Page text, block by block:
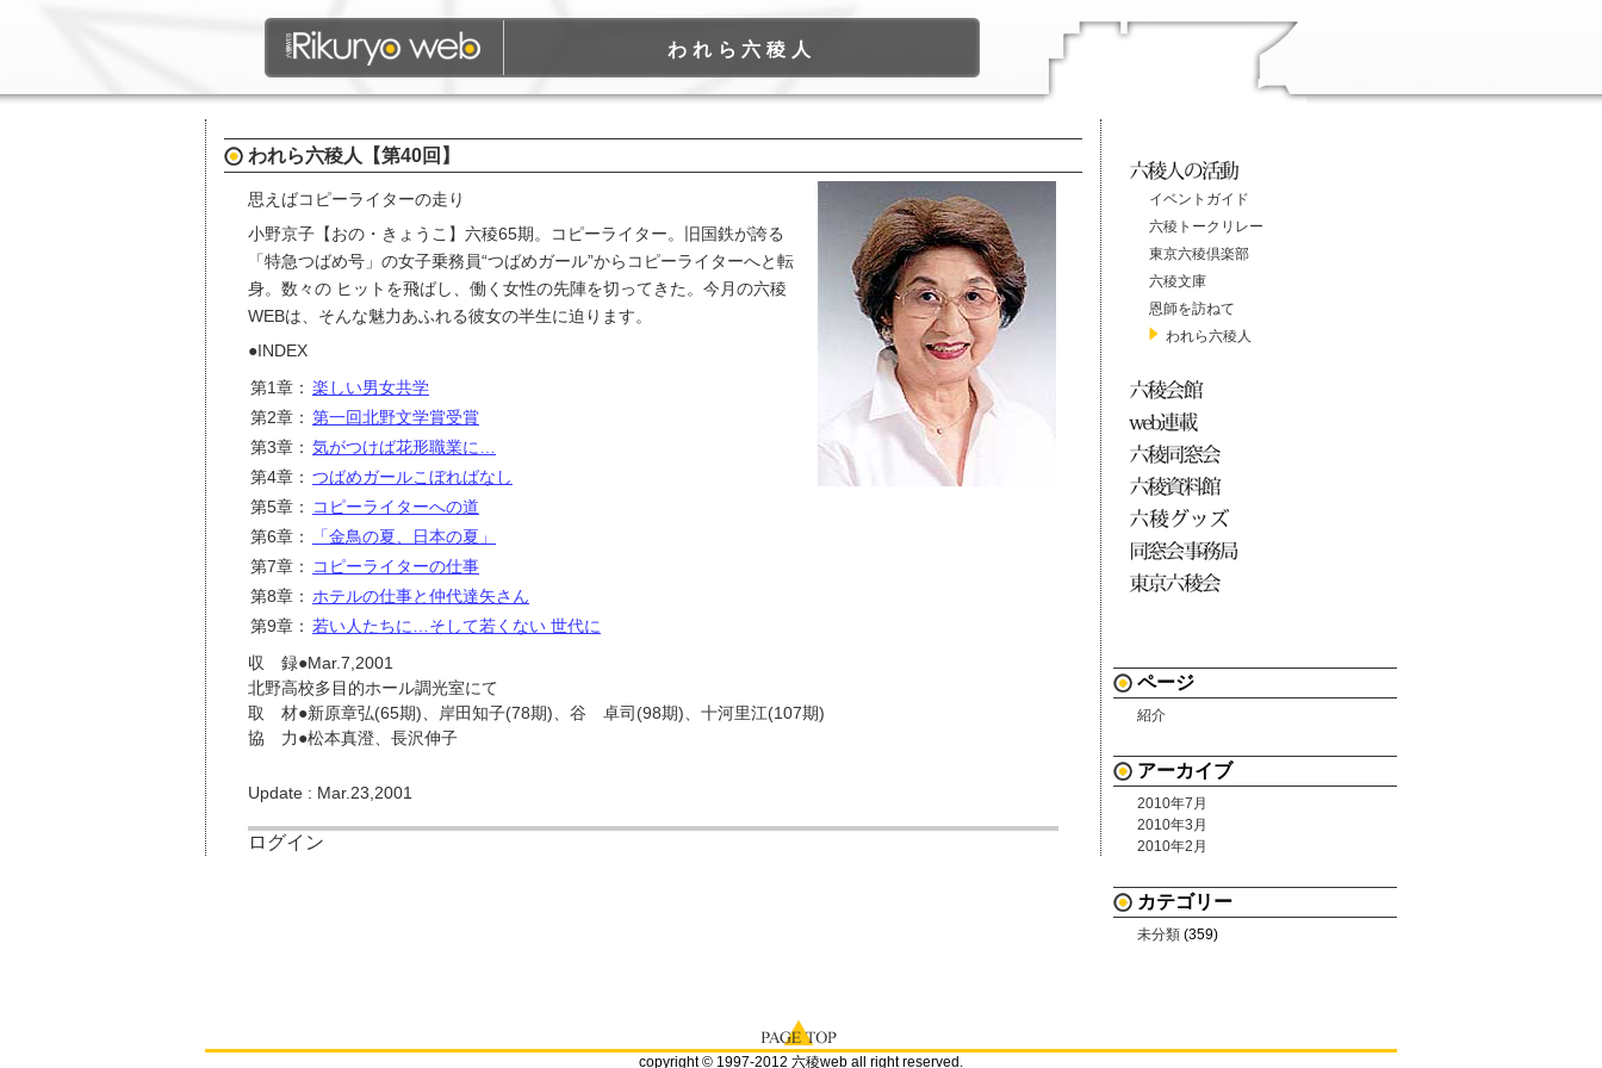
われら六稜人
われら六稜人【第40回】
思えばコピーライターの走り
小野京子【おの・きょうこ】六稜65期。コピーライター。旧国鉄が誇る
「特急つばめ号」の女子乗務員“つばめガール”からコピーライターへと転
身。数々の ヒットを飛ばし、働く女性の先陣を切ってきた。今月の六稜
WEBは、そんな魅力あふれる彼女の半生に迫ります。
●INDEX
第1章： 楽しい男女共学
第2章： 第一回北野文学賞受賞
第3章： 気がつけば花形職業に…
第4章： つばめガールこぼればなし
第5章：
コピーライターへの道
第6章：
「金鳥の夏、日本の夏」
第7章：
コピーライターの仕事
第8章： ホテルの仕事と仲代達矢さん
第9章： 若い人たちに…そして若くない 世代に
収 録●Mar.7,2001
北野高校多目的ホール調光室にて
取 材●新原章弘(65期)、岸田知子(78期)、谷 卓司(98期)、十河里江(107期)
協 力●松本真澄、長沢伸子
Update : Mar.23,2001
ログイン
イベントガイド
六稜トークリレー
東京六稜倶楽部
六稜文庫
恩師を訪ねて
われら六稜人
ページ
紹介
アーカイブ
2010年7月
2010年3月
2010年2月
カテゴリー
未分類 (359)
copyright © 1997-2012 六稜web all right reserved.